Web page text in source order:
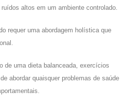
altos em um ambiente controlado.
requer uma abordagem holística que
de uma dieta balanceada, exercícios
abordar quaisquer problemas de saúde